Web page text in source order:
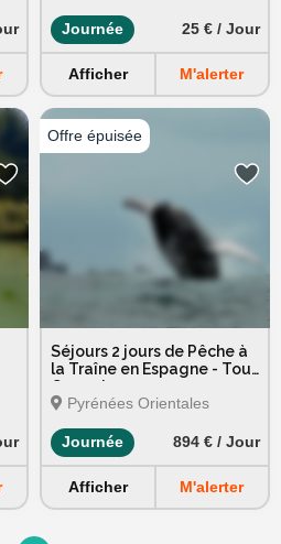
Journée 25 € / Jour
Afficher M'alerter
Séjours 2 jours de Pêche à
la Traîne en Espagne - Tout
Compris
Pyrénées Orientales
Journée 894 € / Jour
Afficher M'alerter